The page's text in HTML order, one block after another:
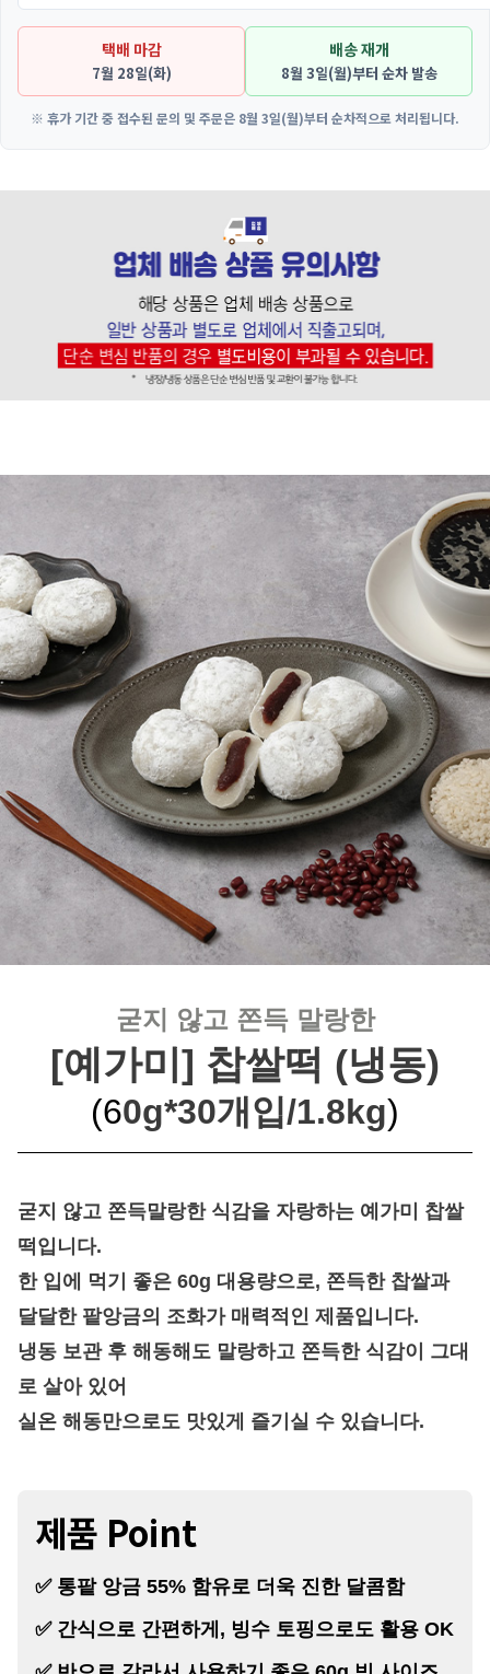
택배 마감
7월 28일(화)
배송 재개
8월 3일(월)부터 순차 발송
※ 휴가 기간 중 접수된 문의 및 주문은 8월 3일(월)부터 순차적으로 처리됩니다.
굳지 않고 쫀득 말랑한
[예가미] 찹쌀떡 (냉동)
(60g*30개입/1.8kg)
굳지 않고 쫀득말랑한 식감을 자랑하는 예가미 찹쌀
떡입니다.
한 입에 먹기 좋은 60g 대용량으로, 쫀득한 찹쌀과
달달한 팥앙금의 조화가 매력적인 제품입니다.
냉동 보관 후 해동해도 말랑하고 쫀득한 식감이 그대
로 살아 있어
실온 해동만으로도 맛있게 즐기실 수 있습니다.
제품 Point
✅ 통팥 앙금 55% 함유로 더욱 진한 달콤함
✅ 간식으로 간편하게, 빙수 토핑으로도 활용 OK